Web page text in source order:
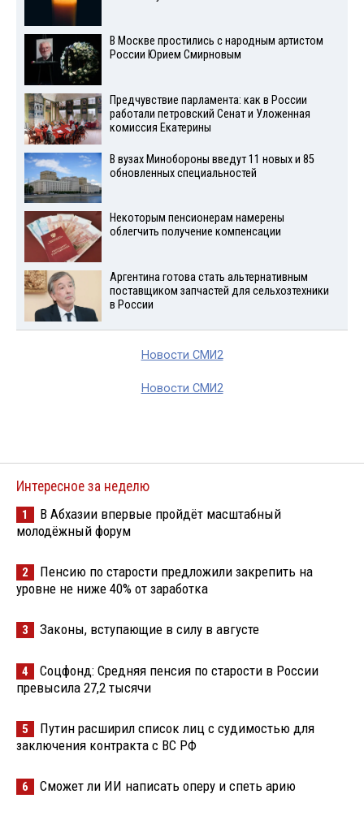
В Москве простились с народным артистом
России Юрием Смирновым
Предчувствие парламента: как в России
работали петровский Сенат и Уложенная
комиссия Екатерины
В вузах Минобороны введут 11 новых и 85
обновленных специальностей
Некоторым пенсионерам намерены
облегчить получение компенсации
Аргентина готова стать альтернативным
поставщиком запчастей для сельхозтехники
в России
Новости СМИ2
Новости СМИ2
Интересное за неделю
1
В Абхазии впервые пройдёт масштабный
молодёжный форум
2
Пенсию по старости предложили закрепить на
уровне не ниже 40% от заработка
3 Законы, вступающие в силу в августе
4
Соцфонд: Средняя пенсия по старости в России
превысила 27,2 тысячи
5
Путин расширил список лиц с судимостью для
заключения контракта с ВС РФ
6 Сможет ли ИИ написать оперу и спеть арию